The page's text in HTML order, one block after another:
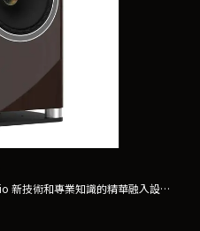
這款優雅的現代揚聲器，將 Fyne Audio 新技術和專業知識的精華融入設計中。F701 在英國製造。